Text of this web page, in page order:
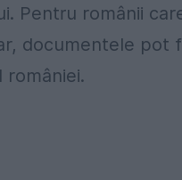
Pentru românii
documentele pot
româniei.